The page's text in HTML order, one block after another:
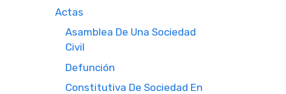
Actas
Asamblea De Una Sociedad
Civil
Defunción
Constitutiva De Sociedad En